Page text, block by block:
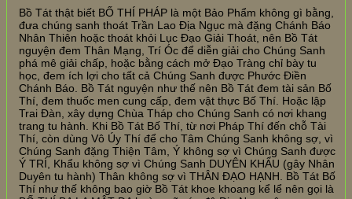
Bồ Tát thật biết BỐ THÍ PHÁP là một Bảo Phẩm không gì bằng,
đưa chúng sanh thoát Trần Lao Địa Ngục mà đặng Chánh Báo
Nhân Thiên hoặc thoát khỏi Lục Đạo Giải Thoát, nên Bồ Tát
nguyện đem Thân Mạng, Trí Óc để diễn giải cho Chúng Sanh
phá mê giải chấp, hoặc bằng cách mở Đạo Tràng chỉ bày tu
học, đem ích lợi cho tất cả Chúng Sanh được Phước Điền
Chánh Báo. Bồ Tát nguyện như thế nên Bồ Tát đem tài sản Bố
Thí, đem thuốc men cung cấp, đem vật thực Bố Thí. Hoặc lập
Trai Đàn, xây dựng Chùa Tháp cho Chúng Sanh có nơi khang
trang tu hành. Khi Bồ Tát Bố Thí, từ nơi Pháp Thí đến chỗ Tài
Thí, còn dùng Vô Úy Thí để cho Tâm Chúng Sanh không sợ, vì
Chúng Sanh đặng Thiện Tâm, Ý không sợ vì Chúng Sanh được
Ý TRÍ, Khẩu không sợ vì Chúng Sanh DUYÊN KHẨU (gây Nhân
Duyên tu hành) Thân không sợ vì THÂN ĐẠO HẠNH. Bồ Tát Bố
Thí như thế không bao giờ Bồ Tát khoe khoang kể lể nên gọi là